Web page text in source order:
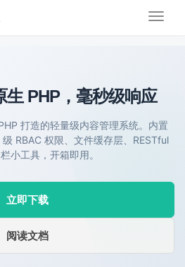
生 PHP，毫秒级响应
打造的轻量级内容管理系统。内置
RBAC 权限、文件缓存层、RESTful
小工具，开箱即用。
立即下载
阅读文档